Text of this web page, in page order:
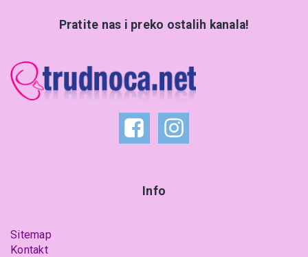
Pratite nas i preko ostalih kanala!
Info
Sitemap
Kontakt